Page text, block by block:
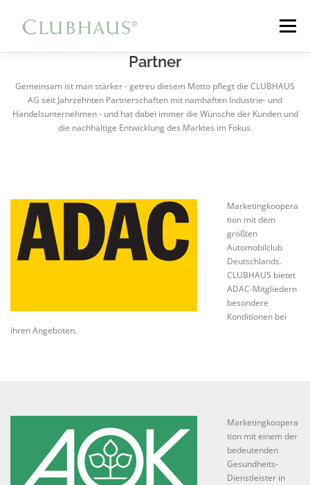
springen
Menü
GOLF NIPPENBURG DGM
Partner
Gemeinsam ist man stärker - getreu diesem Motto pflegt die CLUBHAUS
AG seit Jahrzehnten Partnerschaften mit namhaften Industrie- und
Handelsunternehmen - und hat dabei immer die Wünsche der Kunden und
die nachhaltige Entwicklung des Marktes im Fokus.
Marketingkoopera
tion mit dem
größten
Automobilclub
Deutschlands.
CLUBHAUS bietet
ADAC-Mitgliedern
besondere
Konditionen bei
ihren Angeboten.
Marketingkoopera
tion mit einem der
bedeutenden
Gesundheits-
Dienstleister in